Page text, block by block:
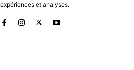
expériences et analyses.